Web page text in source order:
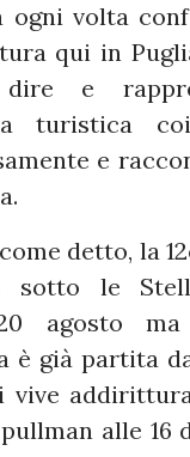
ogni volta
qui in
e
turistica
e
detto, la
sotto le
agosto
è già partita
vive
alle 16